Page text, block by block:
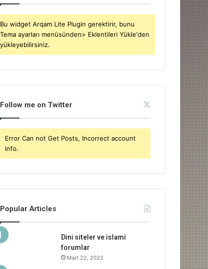
Bu widget Arqam Lite Plugin gerektirir, bunu
Tema ayarları menüsünden> Eklentileri Yükle'den
yükleyebilirsiniz.
Follow me on Twitter
Error Can not Get Posts, Incorrect account
info.
Popular Articles
Dini siteler ve islami
forumlar
Mart 22, 2022